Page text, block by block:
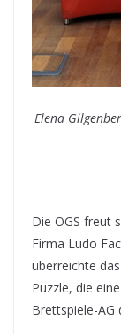
Elena
Die OGS freut
Firma Ludo
überreichte
Puzzle, die
Brettspiele-AG